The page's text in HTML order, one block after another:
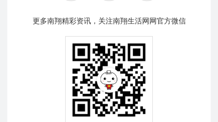
更多南翔精彩资讯，关注南翔生活网网官方微信